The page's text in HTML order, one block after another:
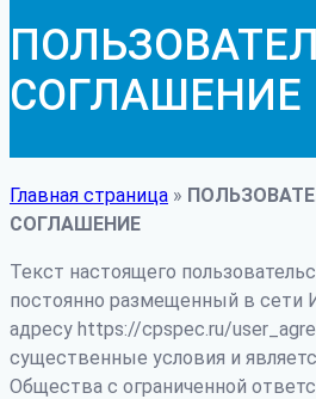
СОГЛАШЕНИЕ
Главная страница »
СОГЛАШЕНИЕ
Текст настоящего
постоянно размещенный в сети
адресу https://cpspec.ru/
существенные условия и
Общества с ограниченной